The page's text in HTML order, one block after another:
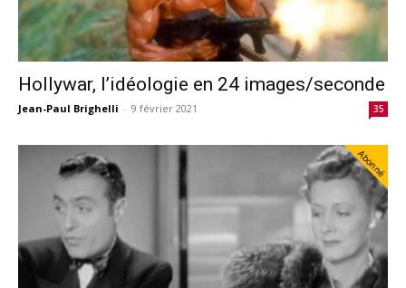
Hollywar, l’idéologie en 24 images/seconde
Jean-Paul Brighelli - 9 février 2021 35
Abonné